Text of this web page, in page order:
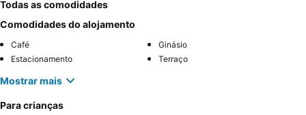
Todas as comodidades
Comodidades do alojamento
Café
Ginásio
Estacionamento
Terraço
Mostrar mais
Para crianças